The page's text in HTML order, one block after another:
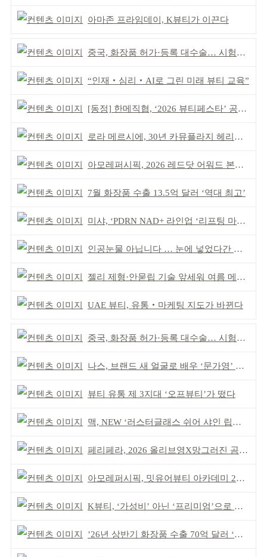
아마존 프라임데이, K뷰티가 이끈다
중국, 화장품 허가·등록 대수술… 시험자료 공용 허용
“인재‧심리‧AI로 그린 미래 뷰티 교육”
[동정] 한메직협, ‘2026 뷰티페스타’ 공동 주최
로라 메르시에, 30년 카뮤플라지 헤리티지 담아
아모레퍼시픽, 2026 레드닷 어워드 본상 2개 수상
7월 화장품 수출 13.5억 달러 ‘역대 최고’
미샤, ‘PDRN NAD+ 라인업 ‘리프팅 마스크’ 출시
인공눈물 아닙니다 … 눈에 넣었다간 각막 손상
젤리 제형·안묻립 기술 앞세워 여름 메이크업 시장 공략
UAE 뷰티, 유통‧마케팅 지도가 바뀐다
중국, 화장품 허가·등록 대수술… 시험자료 공용 허용
나스, 브랜드 새 얼굴로 배우 ‘문가영’ 발탁
뷰티 유통 제 3지대 ‘오프뷰티’가 떴다
맥, NEW ‘러스터글래스 쉬어 샤인 립스틱’ 출시
페리페라, 2026 올리브영X망그러진 곰 콜라보
아모레퍼시픽, 밋유어뷰티 아카데미 2기 발대식
K뷰티, ‘가성비’ 아닌 ‘프리미엄’으로 승부걸어야
’26년 상반기 화장품 수출 70억 달러 ‘역대 최고’